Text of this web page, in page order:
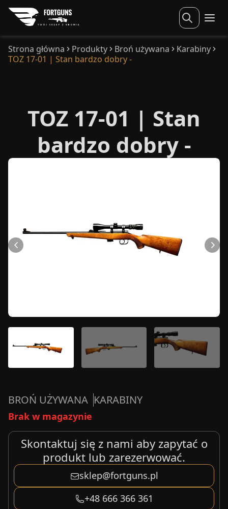
Strona główna Produkty Broń używana
Karabiny
TOZ 17-01 | Stan bardzo dobry -
TOZ 17-01 | Stan
bardzo dobry -
BROŃ UŻYWANA KARABINY
Brak w magazynie
Skontaktuj się z nami aby zapytać o
produkt lub zarezerwować.
sklep@fortguns.pl
+48 666 366 361